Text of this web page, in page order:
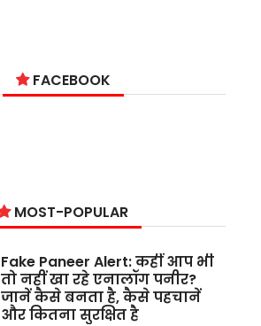
FACEBOOK
MOST-POPULAR
Fake Paneer Alert: कहीं आप भी
तो नहीं खा रहे एनालॉग पनीर?
जानें कैसे बनता है, कैसे पहचानें
और कितना सुरक्षित है